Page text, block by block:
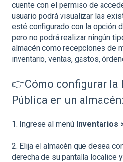
cuente con el permiso de
usuario podrá visualizar las
esté configurado con la opción
pero no podrá realizar ningún
almacén como recepciones de
inventario, ventas, gastos,
👉Cómo configurar la
Pública en un almacén:
1. Ingrese al menú Inventarios
2. Elija el almacén que desea
derecha de su pantalla localice